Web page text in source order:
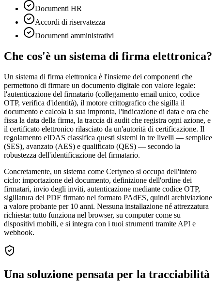
Documenti HR
Accordi di riservatezza
Documenti amministrativi
Che cos'è un sistema di firma elettronica?
Un sistema di firma elettronica è l'insieme dei componenti che
permettono di firmare un documento digitale con valore legale:
l'autenticazione del firmatario (collegamento email unico, codice
OTP, verifica d'identità), il motore crittografico che sigilla il
documento e calcola la sua impronta, l'indicazione di data e ora che
fissa la data della firma, la traccia di audit che registra ogni azione, e
il certificato elettronico rilasciato da un'autorità di certificazione. Il
regolamento eIDAS classifica questi sistemi in tre livelli — semplice
(SES), avanzato (AES) e qualificato (QES) — secondo la
robustezza dell'identificazione del firmatario.
Concretamente, un sistema come Certyneo si occupa dell'intero
ciclo: importazione del documento, definizione dell'ordine dei
firmatari, invio degli inviti, autenticazione mediante codice OTP,
sigillatura del PDF firmato nel formato PAdES, quindi archiviazione
a valore probante per 10 anni. Nessuna installazione né attrezzatura
richiesta: tutto funziona nel browser, su computer come su
dispositivi mobili, e si integra con i tuoi strumenti tramite API e
webhook.
Una soluzione pensata per la tracciabilità